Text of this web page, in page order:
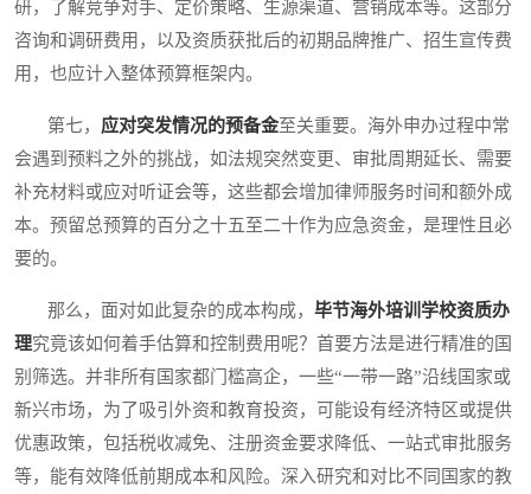
研，了解竞争对手、定价策略、生源渠道、营销成本等。这部分
咨询和调研费用，以及资质获批后的初期品牌推广、招生宣传费
用，也应计入整体预算框架内。
第七， 应对突发情况的预备金至关重要。海外申办过程中常
会遇到预料之外的挑战，如法规突然变更、审批周期延长、需要
补充材料或应对听证会等，这些都会增加律师服务时间和额外成
本。预留总预算的百分之十五至二十作为应急资金，是理性且必
要的。
那么，面对如此复杂的成本构成， 毕节海外培训学校资质办
理究竟该如何着手估算和控制费用呢？首要方法是进行精准的国
别筛选。并非所有国家都门槛高企，一些“一带一路”沿线国家或
新兴市场，为了吸引外资和教育投资，可能设有经济特区或提供
优惠政策，包括税收减免、注册资金要求降低、一站式审批服务
等，能有效降低前期成本和风险。深入研究和对比不同国家的教